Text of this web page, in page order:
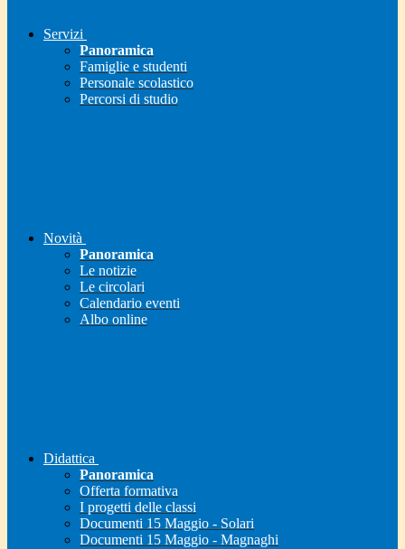
Servizi
Panoramica
Famiglie e studenti
Personale scolastico
Percorsi di studio
Novità
Panoramica
Le notizie
Le circolari
Calendario eventi
Albo online
Didattica
Panoramica
Offerta formativa
I progetti delle classi
Documenti 15 Maggio - Solari
Documenti 15 Maggio - Magnaghi